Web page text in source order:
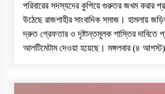
পরিবারের সদস্যদের কুপিয়ে গুরুতর জখম করার
উঠেছে রাজশাহীর সাংবাদিক সমাজ। হামলায়
দ্রুত গ্রেফতার ও দৃষ্টান্তমূলক শাস্তির দাবিতে
আলটিমেটাম দেওয়া হয়েছে। ​মঙ্গলবার (৪